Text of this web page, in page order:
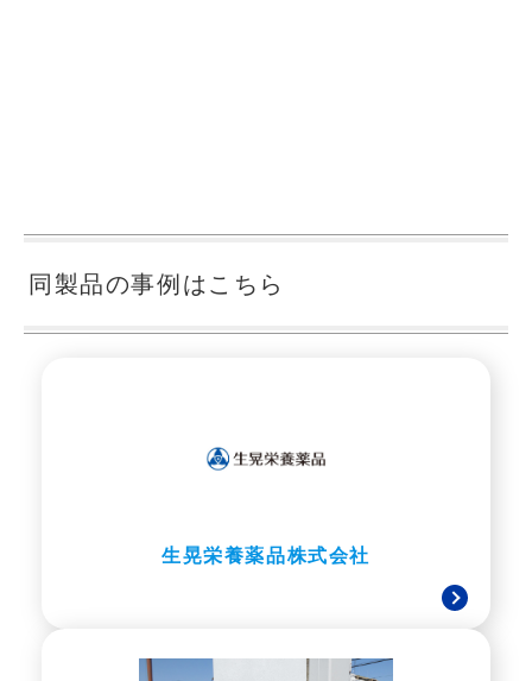
同製品の事例はこちら
生晃栄養薬品株式会社